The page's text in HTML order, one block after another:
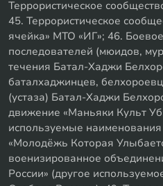
Террористическое
45. Террористическое
ячейка» МТО «ИГ»; 46.
последователей (мюидов,
течения Батал-Хаджи
баталхаджинцев,
(устаза) Батал-Хаджи
движение «Маньяки Культ
используемые
«Молодёжь Которая
военизированное
России» (другое